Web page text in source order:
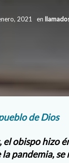
2021 en
de Dios
obispo hizo
pandemia,